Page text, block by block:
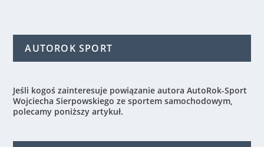
AUTOROK SPORT
Jeśli kogoś zainteresuje powiązanie autora AutoRok-Sport
Wojciecha Sierpowskiego ze sportem samochodowym,
polecamy poniższy artykuł.